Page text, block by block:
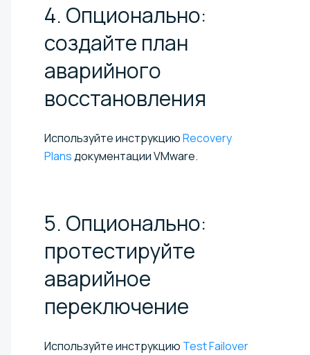
4. Опционально:
создайте план
аварийного
восстановления
Используйте инструкциюRecovery
Plansдокументации VMware.
5. Опционально:
протестируйте
аварийное
переключение
Используйте инструкцию Test Failover